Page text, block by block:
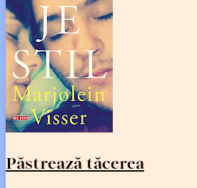
Păstrează tăcerea